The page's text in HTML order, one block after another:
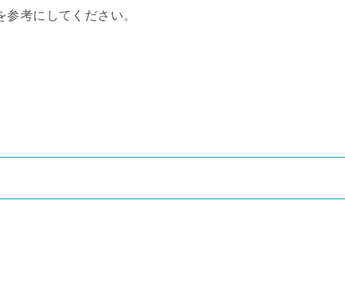
参考にしてください。